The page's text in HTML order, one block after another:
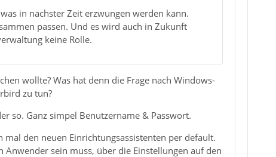
in nächster Zeit erzwungen werden kann.
passen. Und es wird auch in Zukunft
keine Rolle.
wollte? Was hat denn die Frage nach Windows-
zu tun?
so. Ganz simpel Benutzername & Passwort.
den neuen Einrichtungsassistenten per default.
sein muss, über die Einstellungen auf den